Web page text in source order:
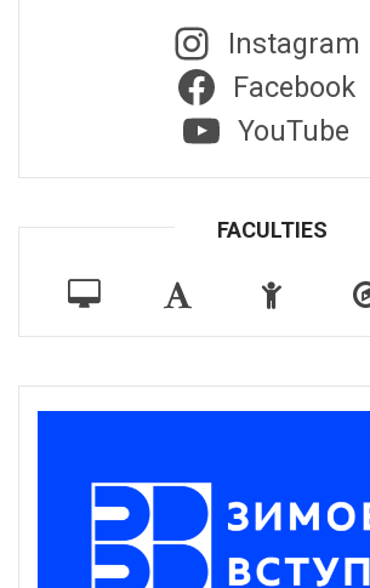
Instagram
Facebook
YouTube
FACULTIES